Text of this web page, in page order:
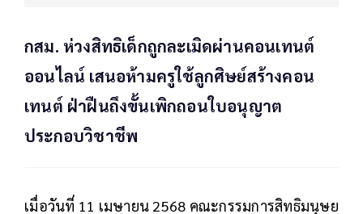
กสม. ห่วงสิทธิเด็กถูกละเมิดผ่านคอนเทนต์
ออนไลน์ เสนอห้ามครูใช้ลูกศิษย์สร้างคอน
เทนต์ ฝ่าฝืนถึงขั้นเพิกถอนใบอนุญาต
ประกอบวิชาชีพ
เมื่อวันที่ 11 เมษายน 2568 คณะกรรมการสิทธิมนุษย